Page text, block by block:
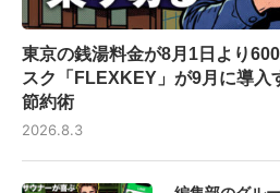
東京の銭湯料金が8月1日より
スク「FLEXKEY」が9月に導入
節約術
2026.8.3